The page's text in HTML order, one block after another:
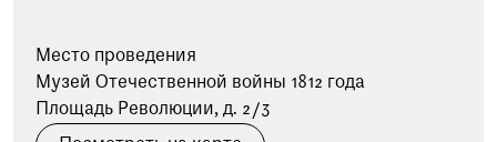
Опрос о качестве работы музея
о качестве работы музея. Ваше
Место проведения
Музей Отечественной войны 1812 года
Площадь Революции, д. 2/3